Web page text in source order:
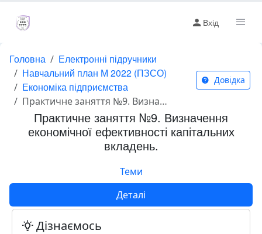
Вхід
Головна
Електронні підручники
Навчальний план М 2022 (ПЗСО)
Економіка підприємства
Практичне заняття №9. Визначення економічної ефективності капітальних вкладень.
Довідка
Практичне заняття №9. Визначення
економічної ефективності капітальних
вкладень.
Теми
Деталі
Дізнаємось